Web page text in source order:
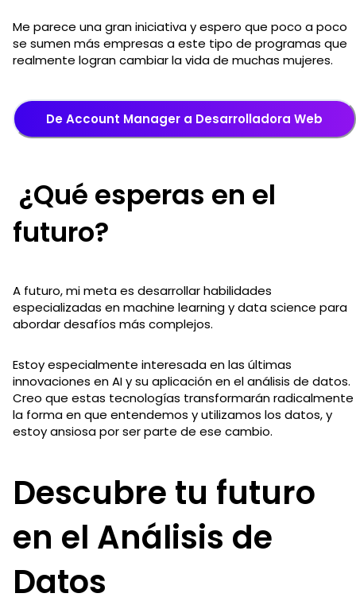
Me parece una gran iniciativa y espero que poco a poco
se sumen más empresas a este tipo de programas que
realmente logran cambiar la vida de muchas mujeres.
De Account Manager a Desarrolladora Web
¿Qué esperas en el
futuro?
A futuro, mi meta es desarrollar habilidades
especializadas en machine learning y data science para
abordar desafíos más complejos.
Estoy especialmente interesada en las últimas
innovaciones en AI y su aplicación en el análisis de datos.
Creo que estas tecnologías transformarán radicalmente
la forma en que entendemos y utilizamos los datos, y
estoy ansiosa por ser parte de ese cambio.
Descubre tu futuro
en el Análisis de
Datos